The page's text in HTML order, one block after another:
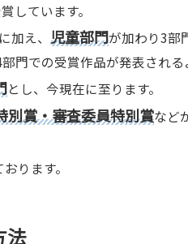
しています。
加え、 児童部門が加わり3部
門での受賞作品が発表され
とし、今現在に至ります。
別賞・審査委員特別賞など
ります。
法